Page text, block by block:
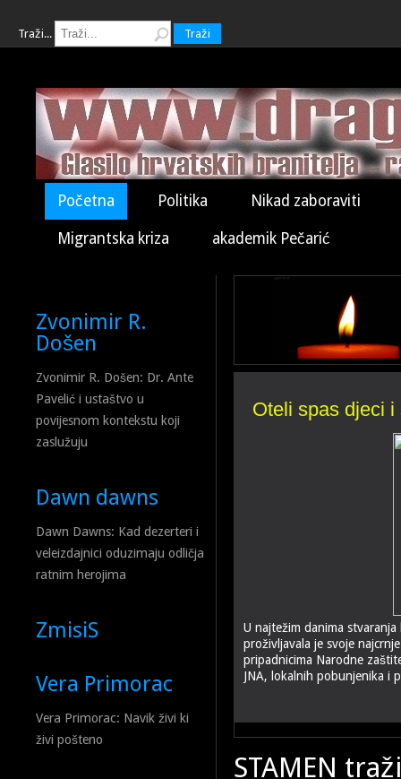
Traži... Traži
Početna Politika Nikad zaboraviti
Migrantska kriza akademik Pečarić
Zvonimir R.
Došen
Zvonimir R. Došen: Dr. Ante
Pavelić i ustaštvo u
povijesnom kontekstu koji
zaslužuju
Dawn dawns
Dawn Dawns: Kad dezerteri i
veleizdajnici oduzimaju odličja
ratnim herojima
ZmisiS
Vera Primorac
Vera Primorac: Navik živi ki
živi pošteno
Oteli spas djeci
U najtežim danima
proživljavala je svoje
pripadnicima Narodne
JNA, lokalnih pobunjenika i
STAMEN